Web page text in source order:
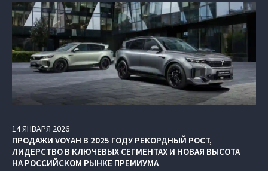
14ЯНВАРЯ 2026
ПРОДАЖИ VOYAH В 2025 ГОДУ РЕКОРДНЫЙ РОСТ,
ЛИДЕРСТВО В КЛЮЧЕВЫХ СЕГМЕНТАХ И НОВАЯ ВЫСОТА
НА РОССИЙСКОМ РЫНКЕ ПРЕМИУМА